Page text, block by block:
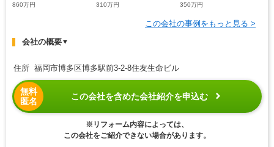
860万円
310万円
350万円
この会社の事例をもっと見る >
会社の概要▼
住所 福岡市博多区博多駅前3-2-8住友生命ビル
無料
匿名
この会社を含めた会社紹介を申込む
※リフォーム内容によっては、
この会社をご紹介できない場合があります。